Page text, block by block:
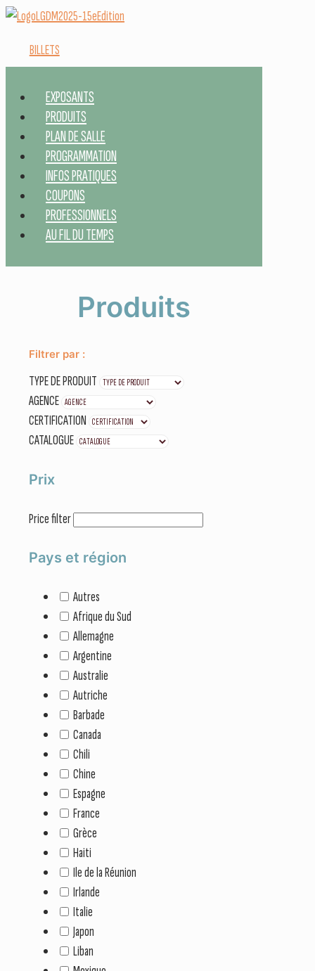
BILLETS
EXPOSANTS
PRODUITS
PLAN DE SALLE
PROGRAMMATION
INFOS PRATIQUES
COUPONS
PROFESSIONNELS
AU FIL DU TEMPS
Produits
Filtrer par :
TYPE DE PRODUIT
AGENCE
CERTIFICATION
CATALOGUE
Prix
Price filter
Pays et région
Autres
Afrique du Sud
Allemagne
Argentine
Australie
Autriche
Barbade
Canada
Chili
Chine
Espagne
France
Grèce
Haiti
Ile de la Réunion
Irlande
Italie
Japon
Liban